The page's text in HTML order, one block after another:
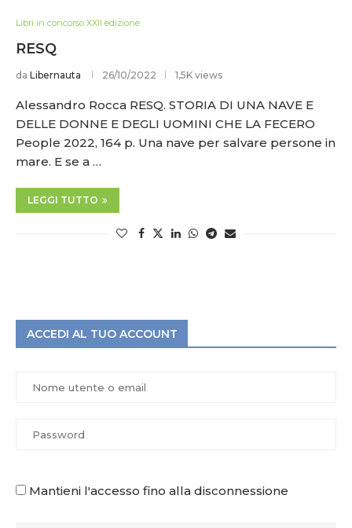
Libri in concorso XXII edizione
RESQ
da Libernauta 26/10/2022 1,5K views
Alessandro Rocca RESQ. STORIA DI UNA NAVE E
DELLE DONNE E DEGLI UOMINI CHE LA FECERO
People 2022, 164 p. Una nave per salvare persone in
mare. E se a …
LEGGI TUTTO
ACCEDI AL TUO ACCOUNT
Mantieni l'accesso fino alla disconnessione